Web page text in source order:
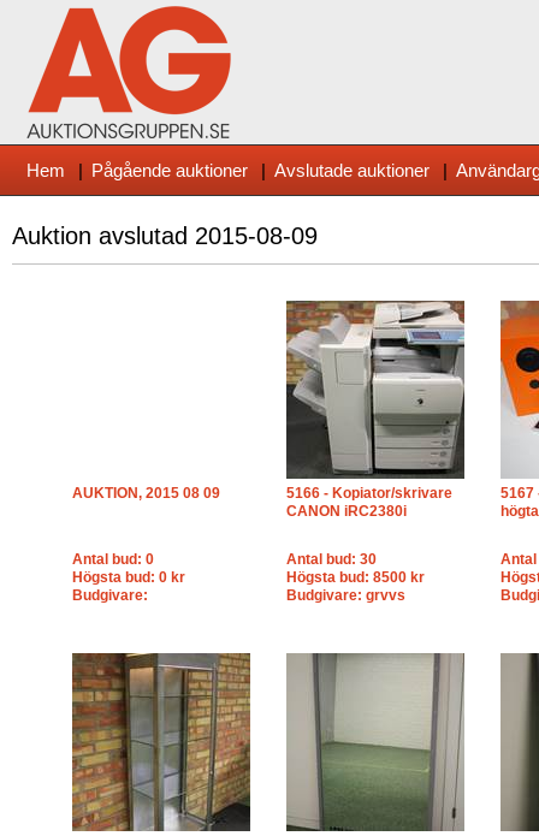
Hem | Pågående auktioner | Avslutade auktioner |
Auktion avslutad 2015-08-09
AUKTION, 2015 08 09
Antal bud: 0
Högsta bud: 0 kr
Budgivare:
5166 - Kopiator/skrivare
CANON iRC2380i
Antal bud: 30
Högsta bud: 8500 kr
Budgivare: grvvs
5167
Antal